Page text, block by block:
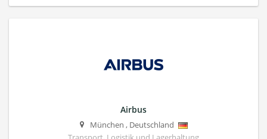
Airbus
München , Deutschland